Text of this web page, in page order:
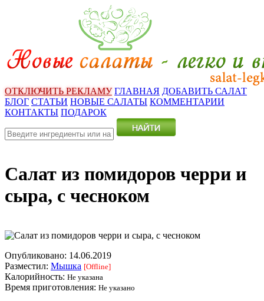
ОТКЛЮЧИТЬ РЕКЛАМУ ГЛАВНАЯ ДОБАВИТЬ САЛАТ
БЛОГ СТАТЬИ НОВЫЕ САЛАТЫ КОММЕНТАРИИ
КОНТАКТЫ ПОДАРОК
Салат из помидоров черри и
сыра, с чесноком
Опубликовано: 14.06.2019
Разместил: Мышка [Offline]
Калорийность: Не указана
Время приготовления: Не указано